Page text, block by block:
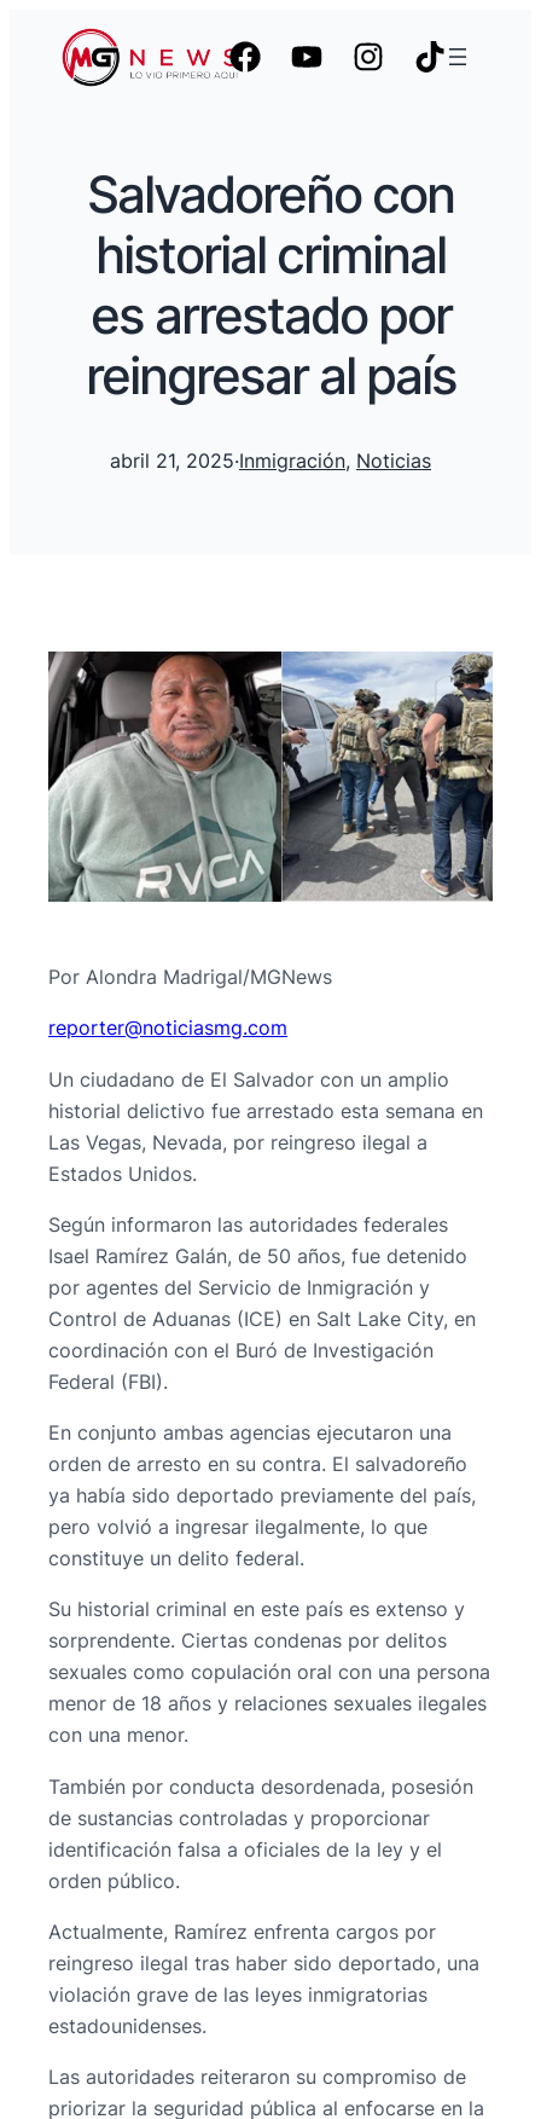
Salvadoreño con
historial criminal
es arrestado por
reingresar al país
abril 21, 2025·Inmigración, Noticias
Por Alondra Madrigal/MGNews
moc.gmsaiciton
@retroper
Un ciudadano de El Salvador con un amplio
historial delictivo fue arrestado esta semana en
Las Vegas, Nevada, por reingreso ilegal a
Estados Unidos.
Según informaron las autoridades federales
Isael Ramírez Galán, de 50 años, fue detenido
por agentes del Servicio de Inmigración y
Control de Aduanas (ICE) en Salt Lake City, en
coordinación con el Buró de Investigación
Federal (FBI).
En conjunto ambas agencias ejecutaron una
orden de arresto en su contra. El salvadoreño
ya había sido deportado previamente del país,
pero volvió a ingresar ilegalmente, lo que
constituye un delito federal.
Su historial criminal en este país es extenso y
sorprendente. Ciertas condenas por delitos
sexuales como copulación oral con una persona
menor de 18 años y relaciones sexuales ilegales
con una menor.
También por conducta desordenada, posesión
de sustancias controladas y proporcionar
identificación falsa a oficiales de la ley y el
orden público.
Actualmente, Ramírez enfrenta cargos por
reingreso ilegal tras haber sido deportado, una
violación grave de las leyes inmigratorias
estadounidenses.
Las autoridades reiteraron su compromiso de
priorizar la seguridad pública al enfocarse en la